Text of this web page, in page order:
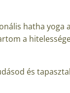
hatha
a
és